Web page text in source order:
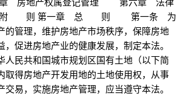
则 第一章 总 则 第一条 为
的管理，维护房地产市场秩序，保障房地
促进房地产业的健康发展，制定本法。
共和国城市规划区国有土地（以下简
取得房地产开发用地的土地使用权，从事
易，实施房地产管理，应当遵守本法。